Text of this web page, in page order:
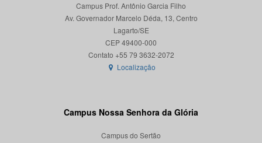
Campus Prof. Antônio Garcia Filho
Av. Governador Marcelo Déda, 13, Centro
Lagarto/SE
CEP 49400-000
Localização
Campus Nossa Senhora da Glória
Campus do Sertão